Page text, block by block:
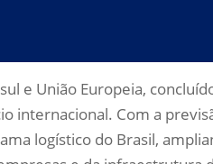
e União Europeia,
internacional. Com a
logístico do Brasil,